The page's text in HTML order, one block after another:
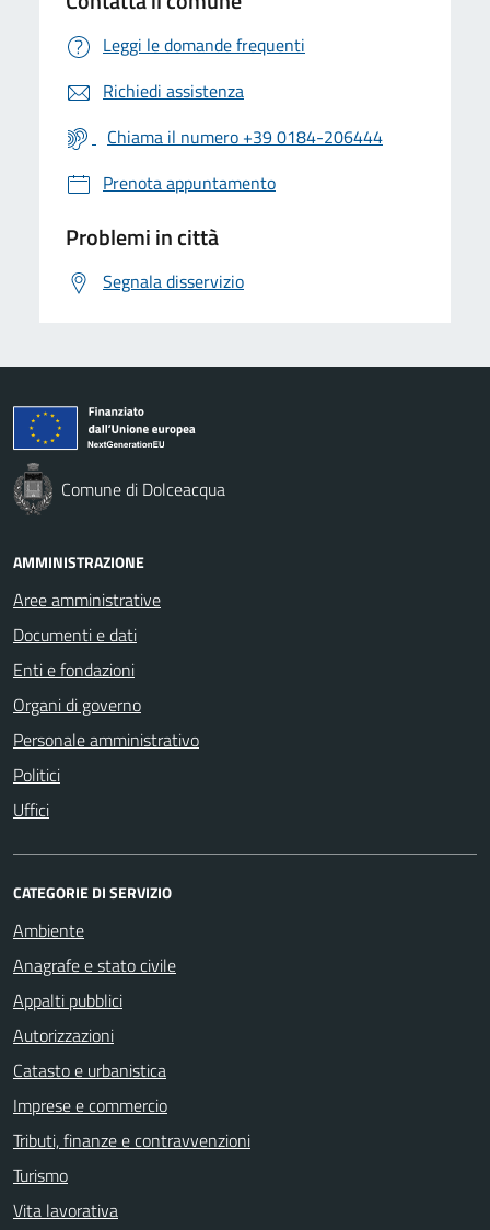
Leggi le domande frequenti
Richiedi assistenza
Chiama il numero +39 0184-206444
Prenota appuntamento
Problemi in città
Segnala disservizio
Comune di Dolceacqua
AMMINISTRAZIONE
Aree amministrative
Documenti e dati
Enti e fondazioni
Organi di governo
Personale amministrativo
Politici
Uffici
CATEGORIE DI SERVIZIO
Ambiente
Anagrafe e stato civile
Appalti pubblici
Autorizzazioni
Catasto e urbanistica
Imprese e commercio
Tributi, finanze e contravvenzioni
Turismo
Vita lavorativa